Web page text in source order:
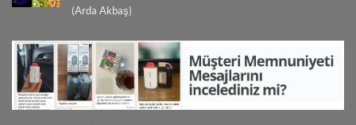
5 üzerinden
5
(Arda Akbaş)